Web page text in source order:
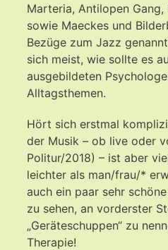
Marteria, Antilopen
sowie Maeckes und
Bezüge zum Jazz
sich meist, wie sollte es
ausgebildeten
Alltagsthemen.
Hört sich erstmal
der Musik – ob live oder
Politur/2018) – ist aber
leichter als man/frau/*
auch ein paar sehr
zu sehen, an vorderster
„Geräteschuppen“ zu
Therapie!